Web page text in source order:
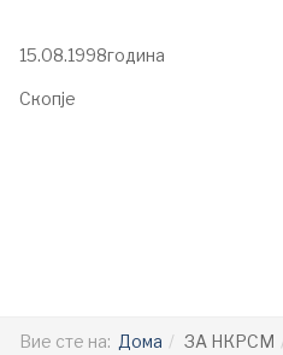
15.08.1998година
Скопје
Вие сте на: Дома ЗА НКРСМ